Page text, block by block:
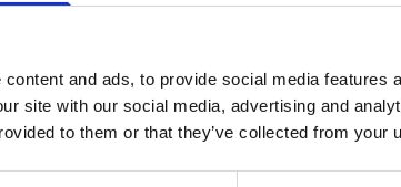
and ads, to provide social media features
site with our social media, advertising and
to them or that they’ve collected from your
mm, G - SST